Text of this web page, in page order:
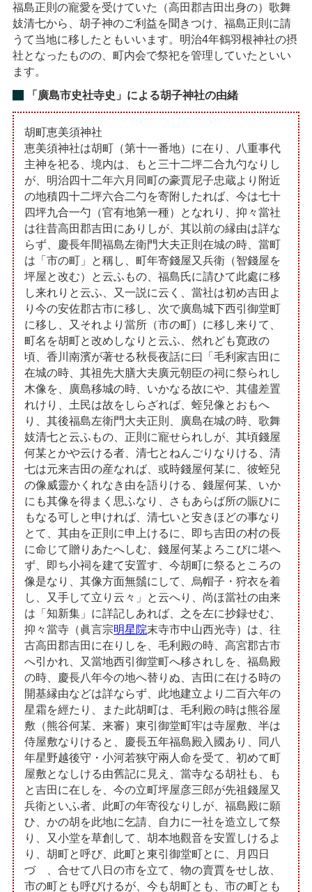
福島正則の寵愛を受けていた（高田郡吉田出身の）歌舞
妓清七から、胡子神のご利益を聞きつけ、福島正則に請
うて当地に移したともいいます。明治4年鶴羽根神社の摂
社となったものの、町内会で祭祀を管理していたといい
ます。
「廣島市史社寺史」による胡子神社の由緒
胡町恵美須神社
恵美須神社は胡町（第十一番地）に在り、八重事代
主神を祀る、境内は、もと三十二坪二合九勺なりし
が、明治四十二年六月同町の豪賈尼子忠蔵より附近
の地積四十二坪六合二勺を寄附したれば、今は七十
四坪九合一勺（官有地第一種）となれり、抑々當社
は往昔高田郡吉田にありしが、其以前の縁由は詳な
らず、慶長年間福島左衛門大夫正則在城の時、當町
は「市の町」と稱し、町年寄錢屋又兵衛（智錢屋を
坪屋と改む）と云ふもの、福島氏に請ひて此處に移
し来れりと云ふ、又一説に云く、當社は初め吉田よ
り今の安佐郡古市に移し、次で廣島城下西引御堂町
に移し、又それより當所（市の町）に移し来りて、
町名を胡町と改めしなりと云ふ、然れども寛政の
頃、香川南濱が著せる秋長夜話に曰「毛利家吉田に
在城の時、其祖先大膳大夫廣元朝臣の祠に祭られし
木像を、廣島移城の時、いかなる故にや、其儘差置
れけり、土民は故をしらざれば、蛭兒像とおもへ
り、其後福島左衛門大夫正則、廣島在城の時、歌舞
妓清七と云ふもの、正則に寵せられしが、其頃錢屋
何某とかや云ける者、清七とねんごりなりける、清
七は元来吉田の産なれば、或時錢屋何某に、彼蛭兒
の像威靈かくれなき由を語りける、錢屋何某、いか
にも其像を得まく思ふなり、さもあらば所の賑ひに
もなる可しと申ければ、清七いと安きほどの事なり
とて、其由を正則に申上けるに、即ち吉田の村の長
に命じて贈りあたへしむ、錢屋何某よろこびに堪へ
ず、即ち小祠を建て安置す、今胡町に祭るところの
像是なり、其像方面無鬚にして、烏帽子・狩衣を着
し、又手して立り云々」と云へり、尚ほ當社の由来
は「知新集」に詳記しあれば、之を左に抄録せむ、
抑々當寺（眞言宗明星院末寺市中山西光寺）は、往
古高田郡吉田に在りしを、毛利殿の時、高宮郡古市
へ引かれ、又當地西引御堂町へ移されしを、福島殿
の時、慶長八年今の地へ替りぬ、吉田に在ける時の
開基縁由などは詳ならず、此地建立より二百六年の
星霜を經たり、また此胡町は、毛利殿の時は熊谷屋
敷（熊谷何某、来審）東引御堂町牢は寺屋敷、半は
侍屋敷なりけると、慶長五年福島殿入國あり、同八
年星野越後守・小河若狭守兩人命を受て、初めて町
屋敷となしける由舊記に見え、當寺なる胡社も、も
と吉田に在しを、今の立町坪屋彦三郎が先祖錢屋又
兵衛といふ者、此町の年寄役なりしが、福島殿に願
ひ、かの胡を此地に乞請、自力に一社を造立して祭
り、又小堂を草創して、胡本地觀音を安置しけるよ
り、胡町と呼び、此町と東引御堂町とに、月四日
づゝ、合せて八日の市を立て、物の賣賈をせし故、
市の町とも呼びけるが、今も胡町とも、市の町とも